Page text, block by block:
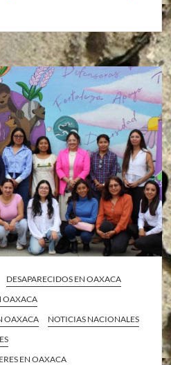
DESAPARECIDOS EN OAXACA
OAXACA
OAXACA
NOTICIAS NACIONALES
EN OAXACA